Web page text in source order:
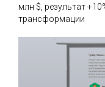
млн $, результат
трансформации